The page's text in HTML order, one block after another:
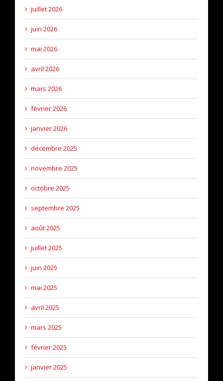
juillet 2026
juin 2026
mai 2026
avril 2026
mars 2026
février 2026
janvier 2026
décembre 2025
novembre 2025
octobre 2025
septembre 2025
août 2025
juillet 2025
juin 2025
mai 2025
avril 2025
mars 2025
février 2025
janvier 2025